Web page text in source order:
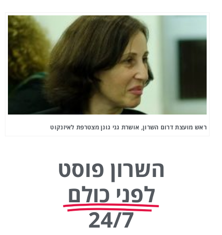
ראש מועצת דרום השרון, אושרת גני גונן מצטרפת לאיזנקוט
השרון פוסט
לפני כולם
24/7